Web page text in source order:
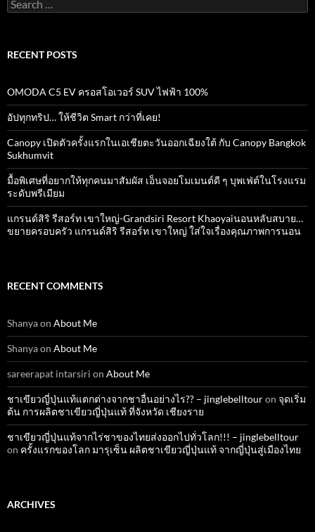
for:
RECENT POSTS
OMODA C5 EV ครอสโอเวอร์ SUV ไฟฟ้า 100%
อัปทุกทริป… ให้ชีวิต Smart กว่าที่เคย!
Canopy เปิดตัวครั้งแรกในเอเชียตะวันออกเฉียงใต้ กับ Canopy Bangkok
Sukhumvit
มื้อพิเศษที่อยากให้ทุกคนมาสัมผัส เอ็นจอยโมเมนต์ดี ๆ บุพเฟ่ต์ในโรงแรม
ระดับพรีเมียม
แกรนด์สิริ​ รีสอร์ท​ เขาใหญ่​-Grandsiri​ Resort​ Khaoyaiนอนหลับสบาย…
ขยายครอบครัว แกรนด์สิริ รีสอร์ท เขาใหญ่ ใส่ใจเรื่องคุณภาพการนอน
RECENT COMMENTS
Shanyaon About Me
Shanyaon About Me
sareerapat intarsiri on About Me
ชาเขียวญี่ปุ่นแท้แตกต่างจากชาอื่นอย่างไร?? – jinglebelltouron จุดเริ่ม
ต้น การผลิตชาเขียวญี่ปุ่นแท้ ที่จังหวัด เชียงราย
ชาเขียวญี่ปุ่นแท้จากไร่ชาของไทยส่งออกไปทั่วโลก!!! – jinglebelltour
on ครั้งแรกของโลก มารุเซ็น ผลิตชาเขียวญี่ปุ่นแท้ จากญี่ปุ่นสู่เมืองไทย
ARCHIVES